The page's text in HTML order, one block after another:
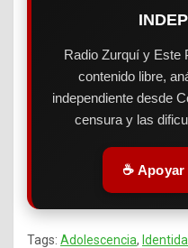
Radio Zurquí y Este
contenido libre,
independiente desde
censura y las
☕
Tags: Adolescencia,